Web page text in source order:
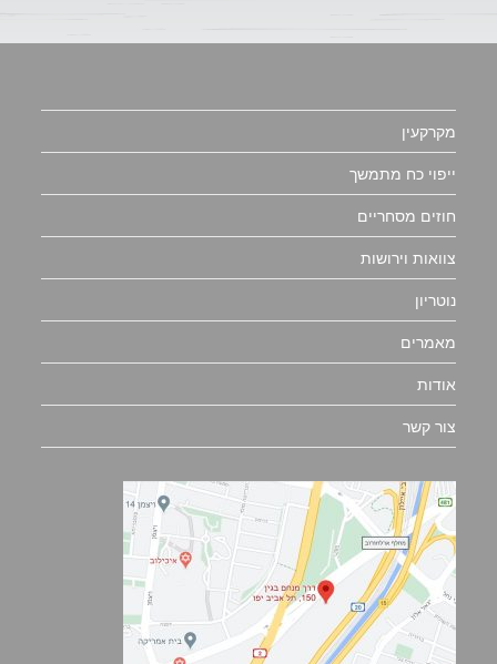
מקרקעין
ייפוי כח מתמשך
חוזים מסחריים
צוואות וירושות
נוטריון
מאמרים
אודות
צור קשר